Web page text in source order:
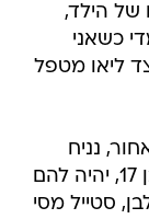
של הילד,
כשאני
ליאו מטפל
נניח
שבעוד כ-10 שנים, כשליאו יהיה כבר בן 17, יהיה להם
סטייל מסי